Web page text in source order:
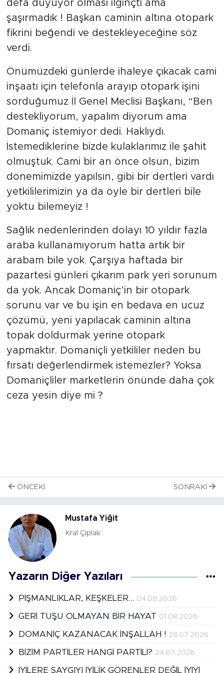
defa duyuyor olması ilginçti ama
şaşırmadık ! Başkan caminin altına otopark
fikrini beğendi ve destekleyeceğine söz
verdi.
Önümüzdeki günlerde ihaleye çıkacak cami
inşaatı için telefonla arayıp otopark işini
sorduğumuz İl Genel Meclisi Başkanı, “Ben
destekliyorum, yapalım diyorum ama
Domaniç istemiyor dedi. Haklıydı.
İstemediklerine bizde kulaklarımız ile şahit
olmuştuk. Cami bir an önce olsun, bizim
dönemimizde yapılsın, gibi bir dertleri vardı
yetkililerimizin ya da öyle bir dertleri bile
yoktu bilemeyiz !
Sağlık nedenlerinden dolayı 10 yıldır fazla
araba kullanamıyorum hatta artık bir
arabam bile yok. Çarşıya haftada bir
pazartesi günleri çıkarım park yeri sorunum
da yok. Ancak Domaniç’in bir otopark
sorunu var ve bu işin en bedava en ucuz
çözümü, yeni yapılacak caminin altına
topak doldurmak yerine otopark
yapmaktır. Domaniçli yetkililer neden bu
fırsatı değerlendirmek istemezler? Yoksa
Domaniçliler marketlerin önünde daha çok
ceza yesin diye mi ?
ÖNCEKI SONRAKI
Mustafa Yiğit
Kral Çıplak
Yazarın Diğer Yazıları
PİŞMANLIKLAR, KEŞKELER… 04.08.2026
GERİ TUŞU OLMAYAN BİR HAYAT 01.08.2026
DOMANİÇ KAZANACAK İNŞALLAH ! 28.07.2026
BİZİM PARTİLER HANGİ PARTİLİ? 24.07.2026
İYİLERE SAYGIYI İYİLİK GÖRENLER DEĞİL İYİYİ